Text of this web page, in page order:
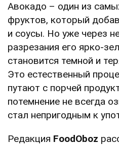
Авокадо – один из
фруктов, который
и соусы. Но уже через
разрезания его ярко-
становится темной и
Это естественный
путают с порчей
потемнение не всегда
стал непригодным к
Редакция FoodOboz